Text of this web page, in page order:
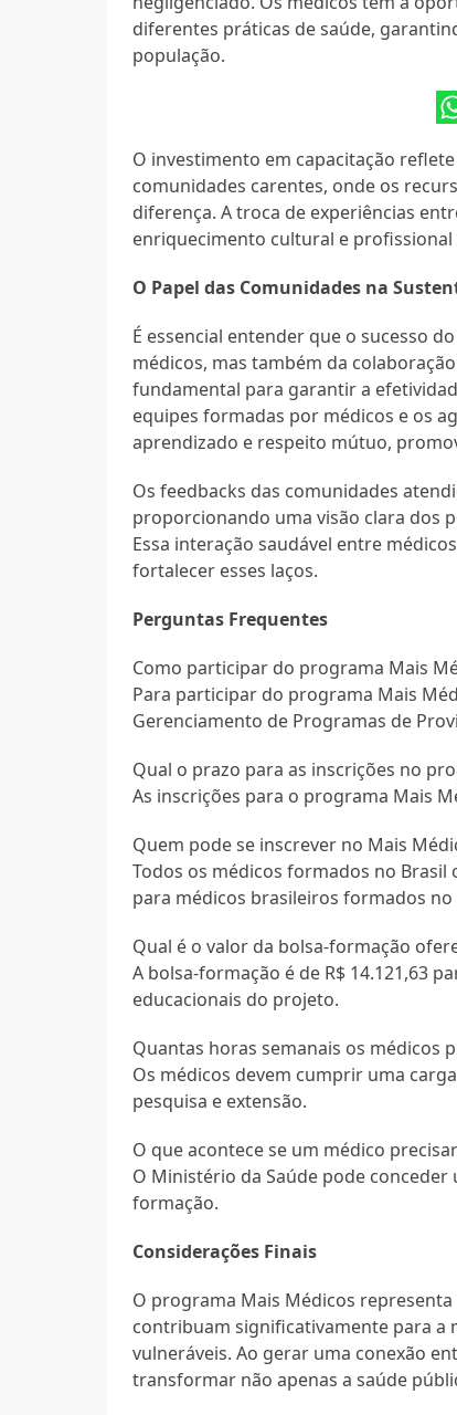
diferentes práticas de saúde,
população.
O investimento em capacitação
comunidades carentes, onde os
diferença. A troca de experiências
enriquecimento cultural e
O Papel das Comunidades na
É essencial entender que o sucesso
médicos, mas também da
fundamental para garantir a
equipes formadas por médicos e os
aprendizado e respeito mútuo,
Os feedbacks das comunidades
proporcionando uma visão clara dos
Essa interação saudável entre
fortalecer esses laços.
Perguntas Frequentes
Como participar do programa Mais
Para participar do programa Mais
Gerenciamento de Programas de
Qual o prazo para as inscrições no
As inscrições para o programa Mais
Quem pode se inscrever no Mais
Todos os médicos formados no
para médicos brasileiros formados
Qual é o valor da bolsa-formação
A bolsa-formação é de R$ 14.121,63
educacionais do projeto.
Quantas horas semanais os médicos
Os médicos devem cumprir uma
pesquisa e extensão.
O que acontece se um médico
O Ministério da Saúde pode
formação.
Considerações Finais
O programa Mais Médicos
contribuam significativamente para a
vulneráveis. Ao gerar uma conexão
transformar não apenas a saúde